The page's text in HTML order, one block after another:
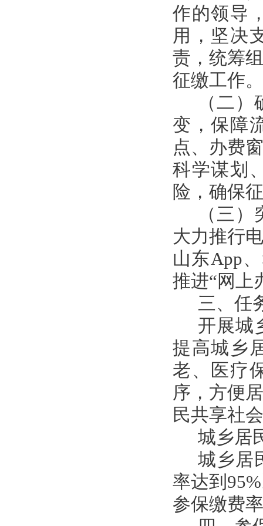
作的领导
用，坚决
责，统筹
征缴工作。
（二
变，保障
点、办费
科学谋划
险，确保
（三
大力推行
山东App
推进“网上
三、任
开展城
提高城乡
老、医疗
序，方便
民共享社
城乡居
城乡居
率达到
参保缴费